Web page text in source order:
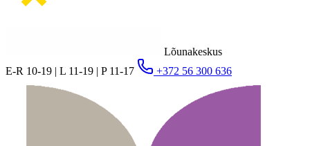
Lõunakeskus
E-R 10-19 | L 11-19 | P 11-17
+372 56 300 636